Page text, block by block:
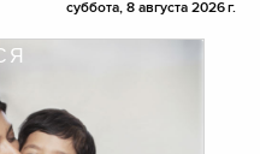
суббота, 8 августа 2026 г.